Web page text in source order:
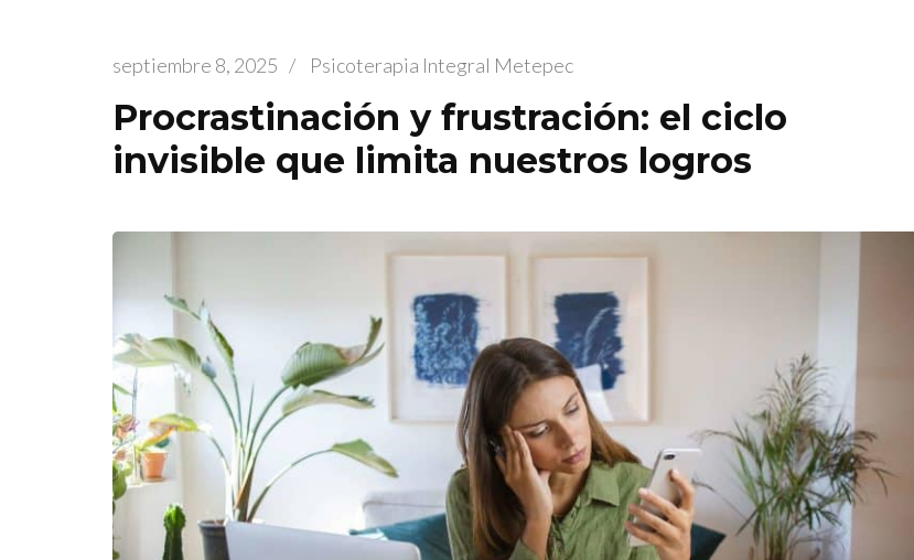
septiembre 8, 2025 / Psicoterapia Integral Metepec
Procrastinación y frustración: el ciclo
invisible que limita nuestros logros